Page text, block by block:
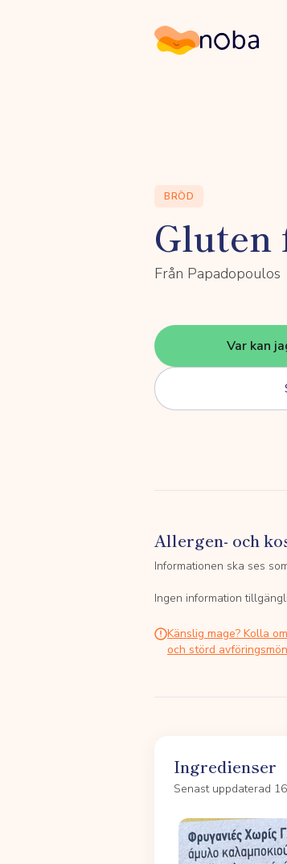
Noba
BRÖD
Gluten
Från Papadopoulos
Var kan
Allergen- och
Informationen ska ses
Ingen information
Känslig mage? Kolla
och störd
Ingredienser
Senast uppdaterad